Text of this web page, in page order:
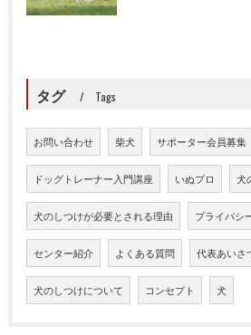
タグ Tags
お問い合わせ 柴犬 サポーター会員募集
ドッグトレーナー入門講座 いぬプロ 犬
犬のしつけが必要とされる理由 プライバシ
センター紹介 よくある質問 代表あいさ
犬のしつけについて コンセプト 犬